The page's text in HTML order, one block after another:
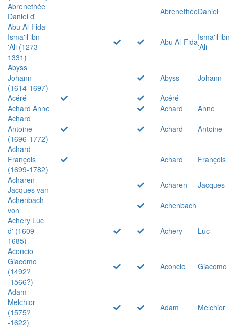
Abrenethée
Daniel d'
AbrenethéeDaniel
Abu Al-Fida
Isma'il ibn
'Ali (1273-
1331)
Abu Al-FidaIsma'il
'Ali
Abyss
Johann
(1614-1697)
Abyss
Johann
Acéré
Acéré
Achard Anne
Achard
Anne
Achard
Antoine
(1696-1772)
Achard
Antoine
Achard
François
(1699-1782)
Achard
François
Acharen
Jacques van
Acharen
Jacques
Achenbach
von
Achenbach
Achery Luc
d' (1609-
1685)
Achery
Luc
Aconcio
Giacomo
(1492?
-1566?)
Aconcio Giacomo
Adam
Melchior
(1575?
-1622)
Adam Melchior